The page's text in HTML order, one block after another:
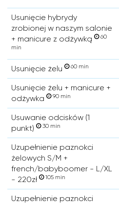
Usunięcie hybrydy
zrobionej w naszym salonie
+ manicure z odżywką
60
min
Usunięcie żelu 60 min
Usunięcie żelu + manicure +
odżywka
90 min
Usuwanie odcisków (1
punkt)
30 min
Uzupełnienie paznokci
żelowych S/M +
french/babyboomer - L/XL
- 220zł
105 min
Uzupełnienie paznokci